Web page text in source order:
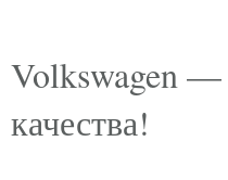
Volkswagen —
качества!